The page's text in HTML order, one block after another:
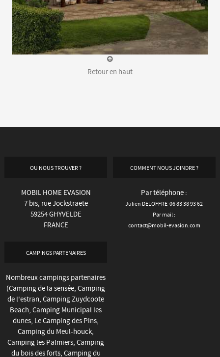
Retour en haut
OU NOUS TROUVER ?
MOBIL HOME EVASION
7 bis, rue Jockstraete
59254 GHYVELDE
FRANCE
COMMENT NOUS JOINDRE ?
Par téléphone :
Julien DELOFFRE 06 83 38 93 62
Par mail :
contact@mobil-evasion.com
CAMPINGS PARTENAIRES
Nombreux campings partenaires
(Camping de la sensée, Camping
de l'estran, Camping Zuydcoote
Beach, Camping Municipal les
dunes, Le Camping des Pins,
Camping du Meul-houck,
Camping les Palmiers, Camping
du bois des forts, Camping du